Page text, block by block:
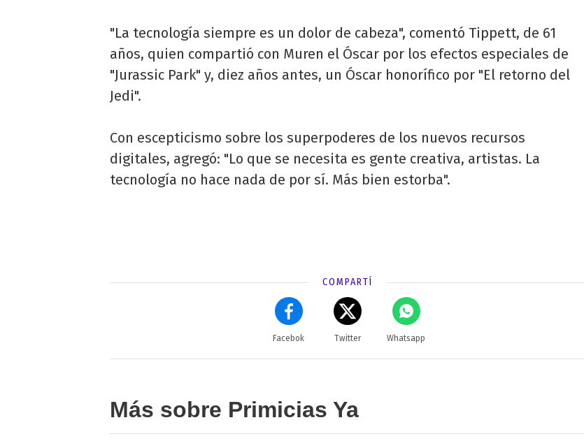
"La tecnología siempre es un dolor de cabeza", comentó Tippett, de 61
años, quien compartió con Muren el Óscar por los efectos especiales de
"Jurassic Park" y, diez años antes, un Óscar honorífico por "El retorno del
Jedi".
Con escepticismo sobre los superpoderes de los nuevos recursos
digitales, agregó: "Lo que se necesita es gente creativa, artistas. La
tecnología no hace nada de por sí. Más bien estorba".
COMPARTÍ
Facebok Twitter Whatsapp
Más sobre Primicias Ya